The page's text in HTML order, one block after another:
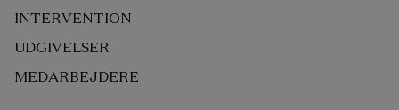
INTERVENTION
UDGIVELSER
MEDARBEJDERE